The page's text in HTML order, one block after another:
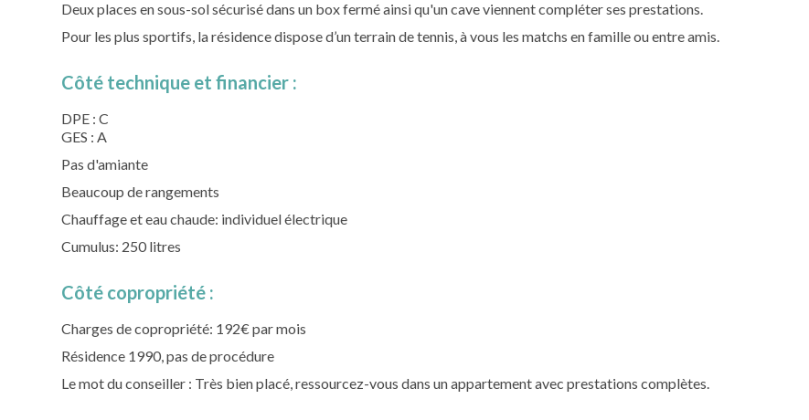
Deux places en sous-sol sécurisé dans un box fermé ainsi qu'un cave viennent compléter ses prestations.
Pour les plus sportifs, la résidence dispose d’un terrain de tennis, à vous les matchs en famille ou entre amis.
Côté technique et financier :
DPE : C
GES : A
Pas d'amiante
Beaucoup de rangements
Chauffage et eau chaude: individuel électrique
Cumulus: 250 litres
Côté copropriété :
Charges de copropriété: 192€ par mois
Résidence 1990, pas de procédure
Le mot du conseiller : Très bien placé, ressourcez-vous dans un appartement avec prestations complètes.